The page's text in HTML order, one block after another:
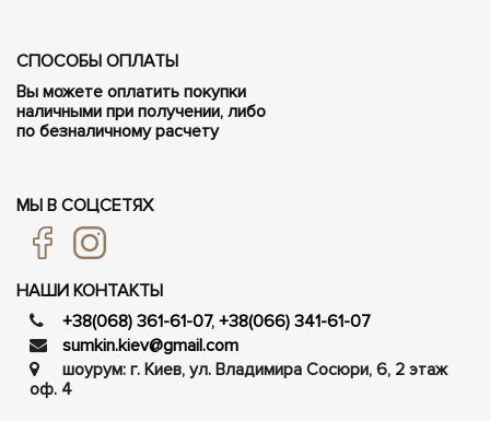
СПОСОБЫ ОПЛАТЫ
Вы можете оплатить покупки
наличными при получении, либо
по безналичному расчету
МЫ В СОЦСЕТЯХ
НАШИ КОНТАКТЫ
+38(068) 361-61-07, +38(066) 341-61-07
sumkin.kiev@gmail.com
шоурум: г. Киев, ул. Владимира Сосюри, ​​6, 2 этаж
оф. 4